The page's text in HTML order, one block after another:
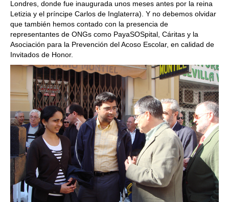
Londres, donde fue inaugurada unos meses antes por la reina
Letizia y el príncipe Carlos de Inglaterra). Y no debemos olvidar
que también hemos contado con la presencia de
representantes de ONGs como PayaSOSpital, Cáritas y la
Asociación para la Prevención del Acoso Escolar, en calidad de
Invitados de Honor.